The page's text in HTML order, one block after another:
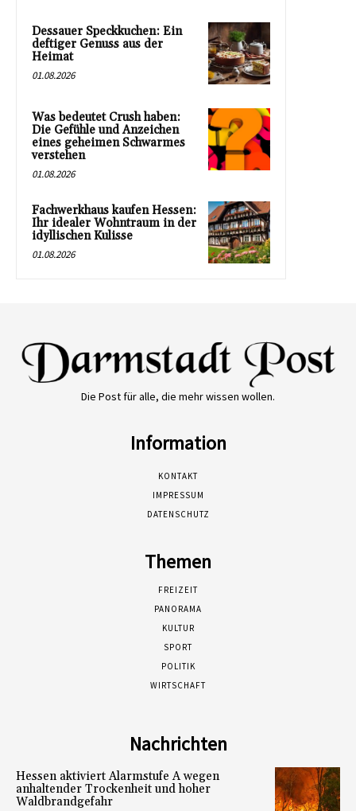
Dessauer Speckkuchen: Ein
deftiger Genuss aus der
Heimat
01.08.2026
Was bedeutet Crush haben:
Die Gefühle und Anzeichen
eines geheimen Schwarmes
verstehen
01.08.2026
Fachwerkhaus kaufen Hessen:
Ihr idealer Wohntraum in der
idyllischen Kulisse
01.08.2026
Die Post für alle, die mehr wissen wollen.
Information
KONTAKT
IMPRESSUM
DATENSCHUTZ
Themen
FREIZEIT
PANORAMA
KULTUR
SPORT
POLITIK
WIRTSCHAFT
Nachrichten
Hessen aktiviert Alarmstufe A wegen
anhaltender Trockenheit und hoher
Waldbrandgefahr